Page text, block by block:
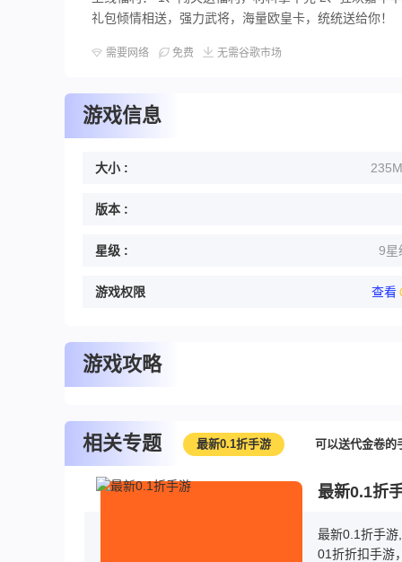
礼包倾情相送，强力武将，海量欧皇卡，统统送给你！
需要网络 免费 无需谷歌市场
游戏信息
大小 :
版本 :
星级 : 9星
游戏权限 查看
游戏攻略
相关专题 最新0.1折手游 可以送代金卷的
最新0.1折
最新0.1折手
01折折扣手游